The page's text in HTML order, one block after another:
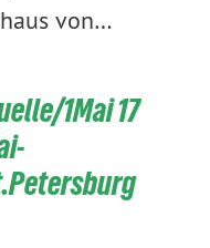
von…
1Mai 17